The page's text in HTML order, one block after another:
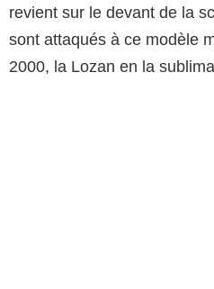
revient sur le devant de la
sont attaqués à ce modèle
2000, la Lozan en la